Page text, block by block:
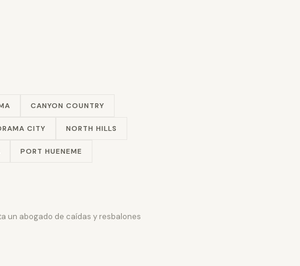
CANYON COUNTRY
CITY NORTH HILLS
PORT HUENEME
un abogado de caídas y resbalones